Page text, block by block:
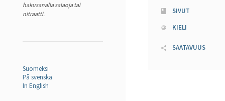
hakusanalla salaoja tai
nitraatti.
Suomeksi
På svenska
In English
SIVUT
KIELI
SAATAVUUS